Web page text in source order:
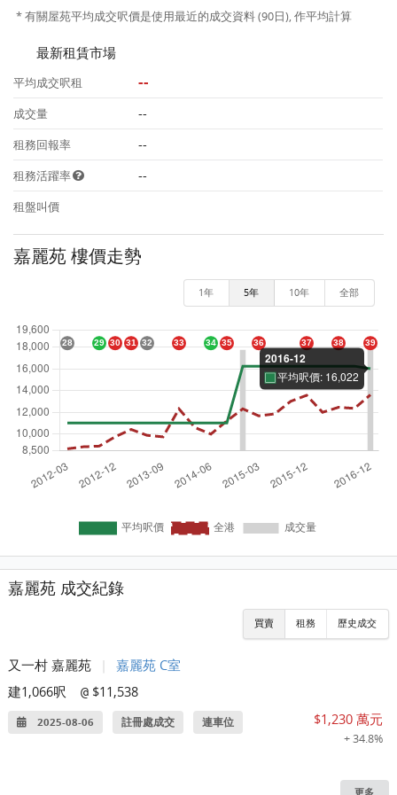
* 有關屋苑平均成交呎價是使用最近的成交資料 (90日), 作平均計算
最新租賃市場
平均成交呎租 --
成交量 --
租務回報率 --
租務活躍率 --
租盤叫價
嘉麗苑 樓價走勢
1年 5年 10年 全部
嘉麗苑 成交紀錄
買賣 租務 歷史成交
又一村 嘉麗苑
嘉麗苑 C室
建1,066呎
@ $11,538
2025-08-06 註冊處成交 連車位 $1,230 萬元
+ 34.8%
更多